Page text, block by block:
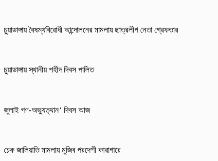
চুয়াডাঙ্গায় বৈষম্যবিরোধী আন্দোলনের মামলায় ছাত্রলীগ নেতা গ্রেফতার
চুয়াডাঙ্গায় স্থানীয় শহীদ দিবস পা‌লিত
জুলাই গণ-অভ্যুত্থান’ দিবস আজ
চেক জালিয়াতি মামলায় মুজিব পরদেশী কারাগারে